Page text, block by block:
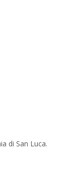
di San Luca.